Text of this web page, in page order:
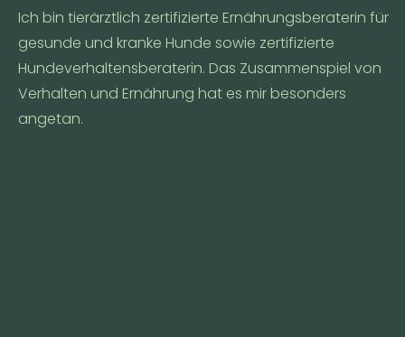
Ich bin tierärztlich zertifizierte Ernährungsberaterin für
gesunde und kranke Hunde sowie zertifizierte
Hundeverhaltensberaterin. Das Zusammenspiel von
Verhalten und Ernährung hat es mir besonders
angetan.